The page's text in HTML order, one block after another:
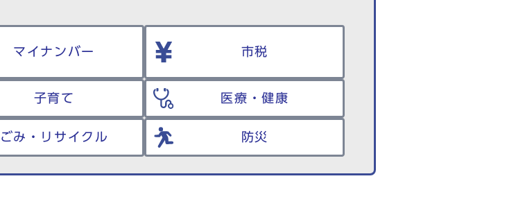
マイナンバー 市税
子育て 医療・健康
ごみ・リサイクル 防災